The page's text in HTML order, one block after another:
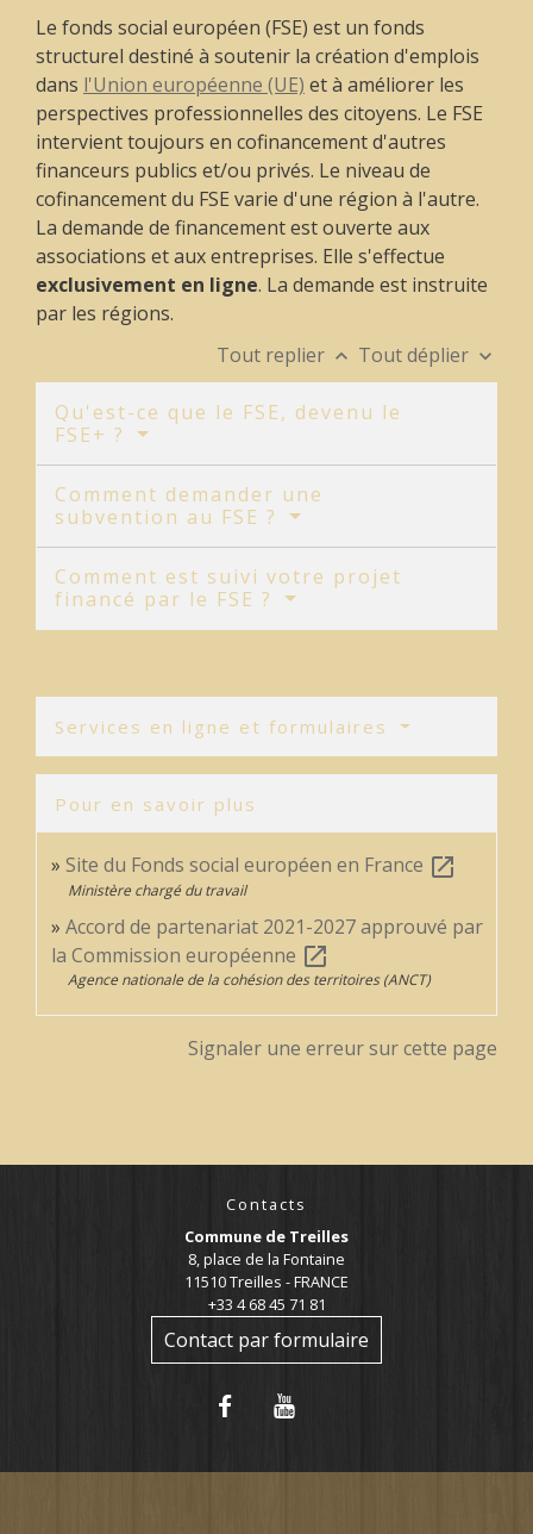
Le fonds social européen (FSE) est un fonds
structurel destiné à soutenir la création d'emplois
dans l'Union européenne (UE) et à améliorer les
perspectives professionnelles des citoyens. Le FSE
intervient toujours en cofinancement d'autres
financeurs publics et/ou privés. Le niveau de
cofinancement du FSE varie d'une région à l'autre.
La demande de financement est ouverte aux
associations et aux entreprises. Elle s'effectue
exclusivement en ligne. La demande est instruite
par les régions.
Tout replier keyboard_arrow_up Tout déplier keyboard_arrow_down
Qu'est-ce que le FSE, devenu le
FSE+ ?
Comment demander une
subvention au FSE ?
Comment est suivi votre projet
financé par le FSE ?
Services en ligne et formulaires
Pour en savoir plus
Site du Fonds social européen en France open_in_new
Ministère chargé du travail
Accord de partenariat 2021-2027 approuvé par
la Commission européenne open_in_new
Agence nationale de la cohésion des territoires (ANCT)
Signaler une erreur sur cette page
Contacts
Commune de Treilles
8, place de la Fontaine
11510 Treilles - FRANCE
+33 4 68 45 71 81
Contact par formulaire